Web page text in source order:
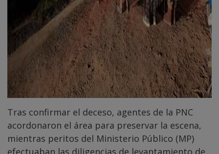
Tras confirmar el deceso, agentes de la PNC
acordonaron el área para preservar la escena,
mientras peritos del Ministerio Público (MP)
efectuaban las diligencias de levantamiento de